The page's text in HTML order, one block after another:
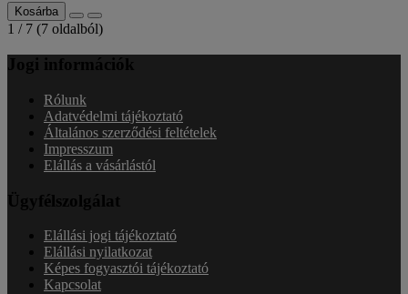
Kosárba
1 / 7 (7 oldalból)
Jogi információk
Rólunk
Adatvédelmi tájékoztató
Általános szerződési feltételek
Impresszum
Elállás a vásárlástól
Ügyfélszolgálat
Elállási jogi tájékoztató
Elállási nyilatkozat
Képes fogyasztói tájékoztató
Kapcsolat